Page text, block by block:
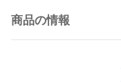
商品の情報